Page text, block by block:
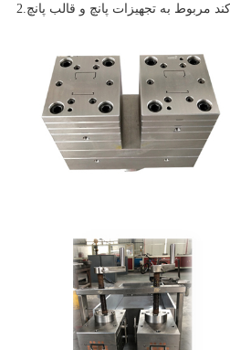
کند مربوط به تجهیزات پانچ و قالب پانچ